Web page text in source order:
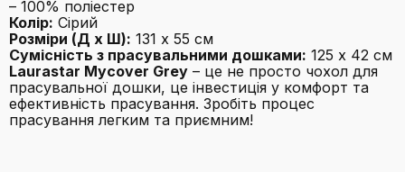
– 100% поліестер
Колір: Сірий
Розміри (Д x Ш): 131 x 55 см
Сумісність з прасувальними дошками: 125 x 42 см
Laurastar Mycover Grey – це не просто чохол для
прасувальної дошки, це інвестиція у комфорт та
ефективність прасування. Зробіть процес
прасування легким та приємним!